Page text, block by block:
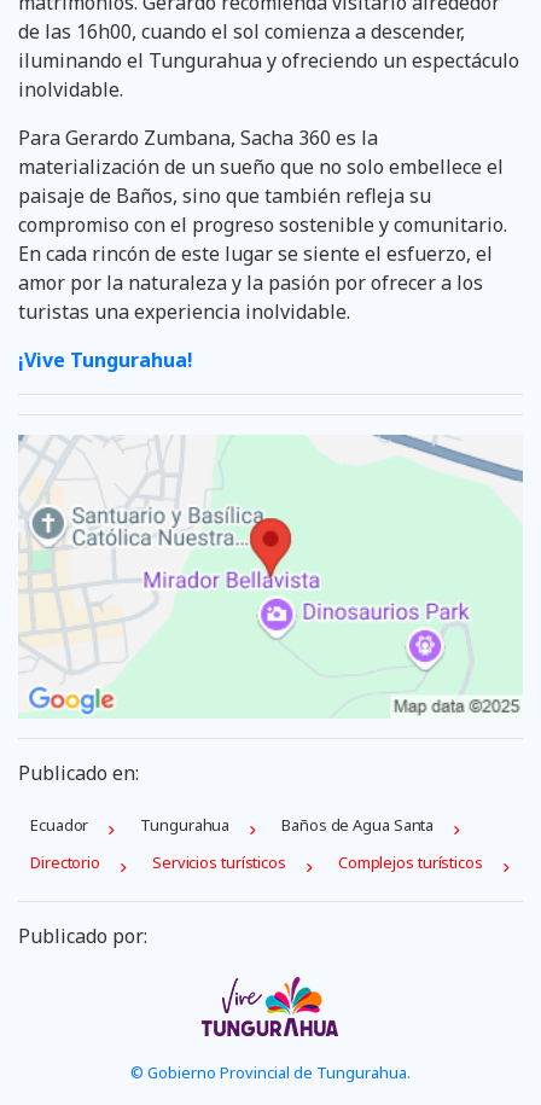
de las 16h00, cuando el sol comienza a descender,
iluminando el Tungurahua y ofreciendo un espectáculo
inolvidable.
Para Gerardo Zumbana, Sacha 360 es la
materialización de un sueño que no solo embellece el
paisaje de Baños, sino que también refleja su
compromiso con el progreso sostenible y comunitario.
En cada rincón de este lugar se siente el esfuerzo, el
amor por la naturaleza y la pasión por ofrecer a los
turistas una experiencia inolvidable.
¡Vive Tungurahua!
Publicado en:
Ecuador Tungurahua
Baños de Agua Santa
Directorio
Servicios turísticos Complejos turísticos
Publicado por:
© Gobierno Provincial de Tungurahua.